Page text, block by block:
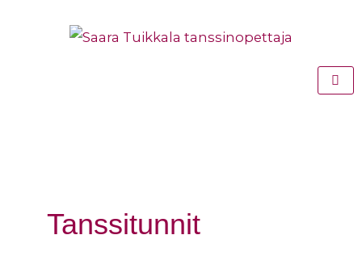
Tanssitunnit